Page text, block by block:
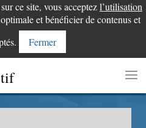
ce site, vous acceptezl’utilisation
et bénéficier de contenus et
Fermer